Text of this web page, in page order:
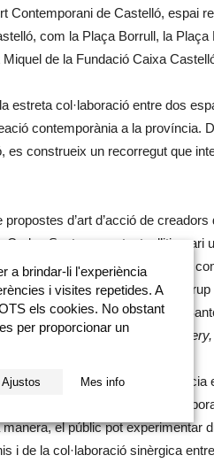
Contemporani de Castelló, espai
com la Plaça Borrull, la
de la Fundació Caixa
col·laboració entre dos
contemporània a la província.
es construeix un recorregut que
d’art d’acció de
Santos, aportant a
amb l’obra de Santos,
juntament amb membres del grup
elements de la iconografia de
Night, Chicha Montenegro
transforma la ciutat i la
dels grans músics
el públic pot experimentar
i de la col·laboració sinèrgica
a brindar-li l'experiència
i visites repetides. A
els cookies. No obstant
per proporcionar un
Ajustos Mes info